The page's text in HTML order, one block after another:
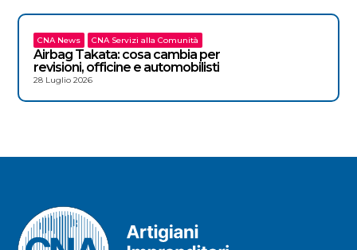
CNA News CNA Servizi alla Comunità
Airbag Takata: cosa cambia per
revisioni, officine e automobilisti
28 Luglio 2026